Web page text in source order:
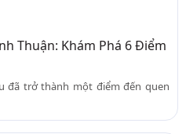
Thuận: Khám Phá 6 Điểm
đã trở thành một điểm đến quen